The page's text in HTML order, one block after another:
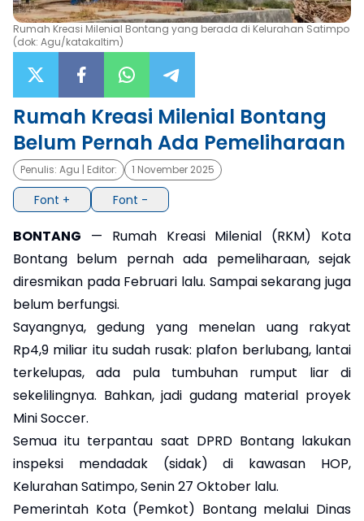
More
Internasional
Feature
Opini
Gaya
×
Rumah Kreasi Milenial Bontang yang berada di Kelurahan Satimpo
(dok: Agu/katakaltim)
Rumah Kreasi Milenial Bontang
Belum Pernah Ada Pemeliharaan
Penulis: Agu | Editor: 1 November 2025
Font + Font -
BONTANG — Rumah Kreasi Milenial (RKM) Kota
Bontang belum pernah ada pemeliharaan, sejak
diresmikan pada Februari lalu. Sampai sekarang juga
belum berfungsi.
Sayangnya, gedung yang menelan uang rakyat
Rp4,9 miliar itu sudah rusak: plafon berlubang, lantai
terkelupas, ada pula tumbuhan rumput liar di
sekelilingnya. Bahkan, jadi gudang material proyek
Mini Soccer.
Semua itu terpantau saat DPRD Bontang lakukan
inspeksi mendadak (sidak) di kawasan HOP,
Kelurahan Satimpo, Senin 27 Oktober lalu.
Pemerintah Kota (Pemkot) Bontang melalui Dinas